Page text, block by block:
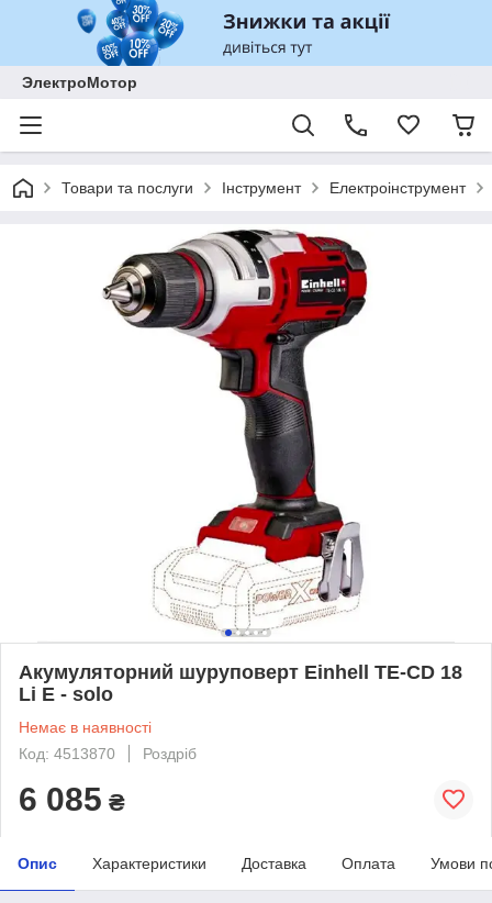
ЭлектроМотор
Товари та послуги Інструмент Електроінструмент
Акумуляторний шуруповерт Einhell TE-CD 18
Li E - solo
Немає в наявності
Код: 4513870
Роздріб
6 085 ₴
Опис Характеристики Доставка Оплата Умови